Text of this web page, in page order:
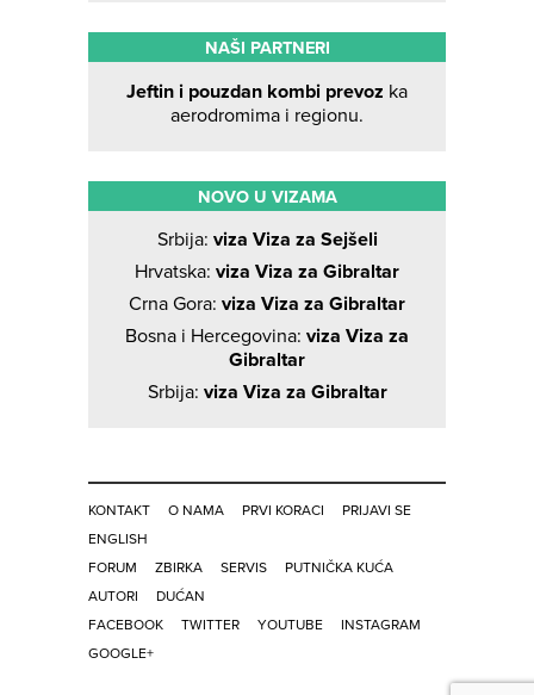
NAŠI PARTNERI
Jeftin i pouzdan kombi prevoz ka
aerodromima i regionu.
NOVO U VIZAMA
Srbija: viza Viza za Sejšeli
Hrvatska: viza Viza za Gibraltar
Crna Gora: viza Viza za Gibraltar
Bosna i Hercegovina: viza Viza za
Gibraltar
Srbija: viza Viza za Gibraltar
KONTAKT O NAMA PRVI KORACI
PRIJAVI SE
ENGLISH
FORUM
ZBIRKA SERVIS
PUTNIČKA KUĆA
AUTORI
DUĆAN
FACEBOOK
TWITTER YOUTUBE
INSTAGRAM
GOOGLE+